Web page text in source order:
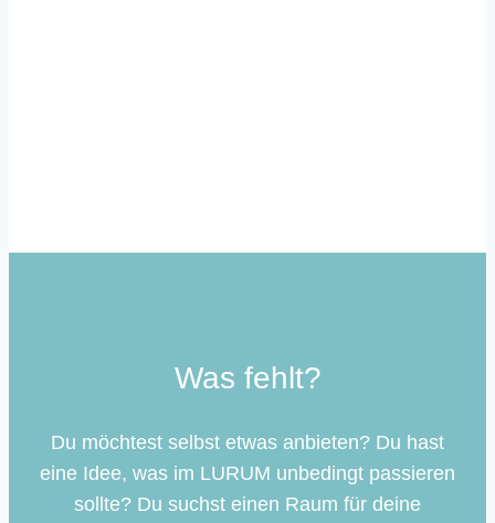
Was fehlt?
Du möchtest selbst etwas anbieten? Du hast
eine Idee, was im LURUM unbedingt passieren
sollte? Du suchst einen Raum für deine